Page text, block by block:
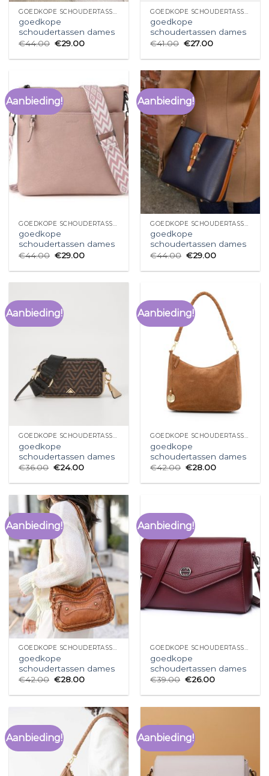
goedkope
schoudertassen dames
€44.00 €29.00
goedkope
schoudertassen dames
€41.00 €27.00
Aanbieding!
GOEDKOPE SCHOUDERTASSEN DAMES
goedkope
schoudertassen dames
€44.00 €29.00
Aanbieding!
GOEDKOPE SCHOUDERTASSEN DAMES
goedkope
schoudertassen dames
€44.00 €29.00
Aanbieding!
GOEDKOPE SCHOUDERTASSEN DAMES
goedkope
schoudertassen dames
€36.00 €24.00
Aanbieding!
GOEDKOPE SCHOUDERTASSEN DAMES
goedkope
schoudertassen dames
€42.00 €28.00
Aanbieding!
GOEDKOPE SCHOUDERTASSEN DAMES
goedkope
schoudertassen dames
€42.00 €28.00
Aanbieding!
GOEDKOPE SCHOUDERTASSEN DAMES
goedkope
schoudertassen dames
€39.00 €26.00
Aanbieding! Aanbieding!